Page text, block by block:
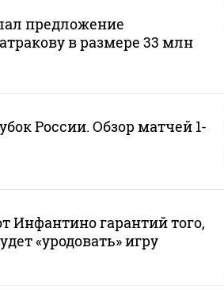
предложение
в размере 33 млн
России. Обзор матчей 1-
Инфантино гарантий того,
«уродовать» игру